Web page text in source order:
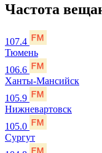
Частота
107.4
Тюмень
106.6
Ханты-Мансийск
105.9
Нижневартовск
105.0
Сургут